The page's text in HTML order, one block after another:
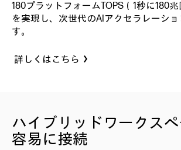
180プラットフォームTOPS（1秒に180
を実現し、次世代のAIアクセラレーシ
す。
詳しくはこちら
ハイブリッドワークス
容易に接続